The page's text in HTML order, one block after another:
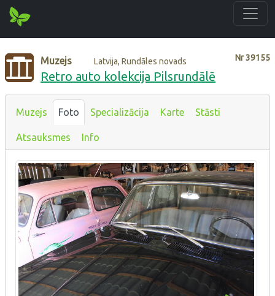
Nr39155
Muzejs Latvija, Rundāles novads
Retro auto kolekcija Pilsrundālē
Muzejs Foto Specializācija Karte Stāsti
Atsauksmes Info